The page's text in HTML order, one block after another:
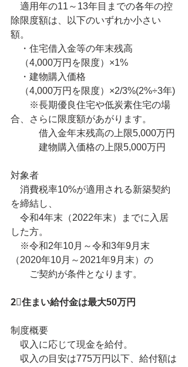
適用年の11～13年目までの各年の控
除限度額は、以下のいずれか小さい
額。
・住宅借入金等の年末残高
（4,000万円を限度）×1%
・建物購入価格
（4,000万円を限度）×2/3%(2%÷3年)
※長期優良住宅や低炭素住宅の場
合、さらに限度額があがります。
借入金年末残高の上限5,000万円
建物購入価格の上限5,000万円
対象者
消費税率10%が適用される新築契約
を締結し、
令和4年末（2022年末）までに入居
した方。
※令和2年10月～令和3年9月末
（2020年10月～2021年9月末）の
ご契約が条件となります。
2⃣住まい給付金は最大50万円
制度概要
収入に応じて現金を給付。
収入の目安は775万円以下、給付額は